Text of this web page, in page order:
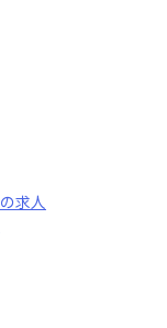
の求人